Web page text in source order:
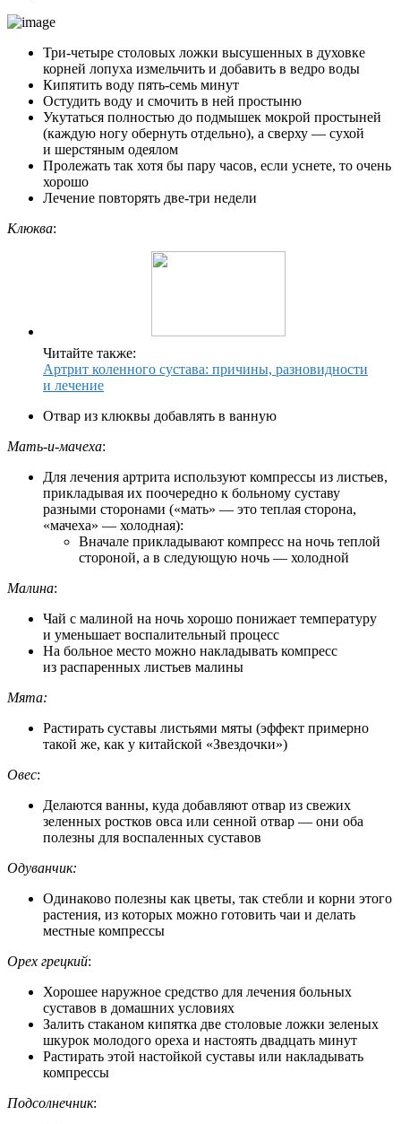
Три-четыре столовых ложки высушенных в духовке
корней лопуха измельчить и добавить в ведро воды
Кипятить воду пять-семь минут
Остудить воду и смочить в ней простыню
Укутаться полностью до подмышек мокрой простыней
(каждую ногу обернуть отдельно), а сверху — сухой
и шерстяным одеялом
Пролежать так хотя бы пару часов, если уснете, то очень
хорошо
Лечение повторять две-три недели
Клюква:
Читайте также:
Артрит коленного сустава: причины, разновидности
и лечение
Отвар из клюквы добавлять в ванную
Мать-и-мачеха:
Для лечения артрита используют компрессы из листьев,
прикладывая их поочередно к больному суставу
разными сторонами («мать» — это теплая сторона,
«мачеха» — холодная):
Вначале прикладывают компресс на ночь теплой
стороной, а в следующую ночь — холодной
Малина:
Чай с малиной на ночь хорошо понижает температуру
и уменьшает воспалительный процесс
На больное место можно накладывать компресс
из распаренных листьев малины
Мята:
Растирать суставы листьями мяты (эффект примерно
такой же, как у китайской «Звездочки»)
Овес:
Делаются ванны, куда добавляют отвар из свежих
зеленных ростков овса или сенной отвар — они оба
полезны для воспаленных суставов
Одуванчик:
Одинаково полезны как цветы, так стебли и корни этого
растения, из которых можно готовить чаи и делать
местные компрессы
Орех грецкий:
Хорошее наружное средство для лечения больных
суставов в домашних условиях
Залить стаканом кипятка две столовые ложки зеленых
шкурок молодого ореха и настоять двадцать минут
Растирать этой настойкой суставы или накладывать
компрессы
Подсолнечник: